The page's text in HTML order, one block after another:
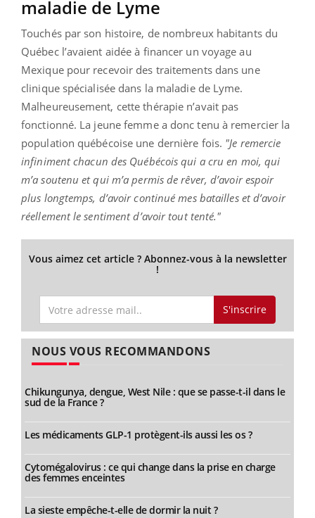
maladie de Lyme
Touchés par son histoire, de nombreux habitants du
Québec l’avaient aidée à financer un voyage au
Mexique pour recevoir des traitements dans une
clinique spécialisée dans la maladie de Lyme.
Malheureusement, cette thérapie n’avait pas
fonctionné. La jeune femme a donc tenu à remercier la
population québécoise une dernière fois. "Je remercie
infiniment chacun des Québécois qui a cru en moi, qui
m’a soutenu et qui m’a permis de rêver, d’avoir espoir
plus longtemps, d’avoir continué mes batailles et d’avoir
réellement le sentiment d’avoir tout tenté."
Vous aimez cet article ? Abonnez-vous à la newsletter
!
S'inscrire
NOUS VOUS RECOMMANDONS
Chikungunya, dengue, West Nile : que se passe-t-il dans le
sud de la France ?
Les médicaments GLP-1 protègent-ils aussi les os ?
Cytomégalovirus : ce qui change dans la prise en charge
des femmes enceintes
La sieste empêche-t-elle de dormir la nuit ?